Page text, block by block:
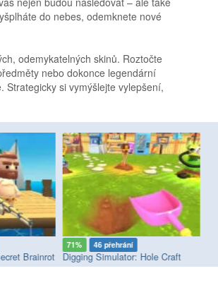
do nebes, odemknete nové
odemykatelných skinů. Roztočte
nebo dokonce legendární
Strategicky si vymýšlejte vylepšení,
Brainrot
71% 46 přehrání
Digging Simulator: Hole Craft